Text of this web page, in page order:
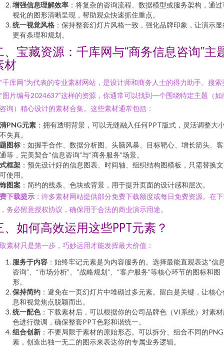
增强信息理解效率 ：将复杂的咨询流程、数据模型或服务架构，通
视化的图形清晰呈现，帮助观众快速抓住重点。
统一视觉风格 ：保持整套幻灯片风格一致，强化品牌印象，让演示显
更有条理和规划。
、宝藏资源：千库网与“商务信息咨询”主
材
千库网”为代表的专业素材网站，是设计师和商务人士的得力助手。搜索
图片编号2024637”这样的资源，你通常可以找到一个围绕特定主题（如
询）精心设计的素材合集。这些素材通常包括：
PNG元素 ：拥有透明背景，可以无缝融入任何PPT版式，灵活调整大
失真。
图标 ：如握手合作、数据分析图、头脑风暴、目标靶心、增长箭头、
等，完美契合“信息咨询”与“商务服务”场景。
框架 ：预先设计好的信息图表、时间轴、组织结构图模板，只需替换
使用。
图案 ：简约的线条、色块或背景，用于提升页面的设计感和层次。
下载提示 ：许多素材网站提供部分免费下载额度或每日免费资源。在
务必留意授权协议，确保用于合法的商业演示用途。
、如何高效运用这些PPT元素？
素材只是第一步，巧妙运用才能发挥最大价值：
服务于内容 ：始终牢记元素是为内容服务的。选择最能直观表达“信
咨询”、“市场分析”、“战略规划”、“客户服务”等核心环节的图标和图
形。
保持简约 ：避免在一页幻灯片中堆砌过多元素。留白是关键，让核心
息和视觉焦点脱颖而出。
统一配色：下载素材后，可以根据你的公司品牌色（VI系统）对素
色进行微调，确保整套PPT色彩和谐统一。
组合创新 ：不要局限于素材的原始形态。可以拆分、组合不同的
素，创造出独一无二的图示来表达你的专属业务逻辑。